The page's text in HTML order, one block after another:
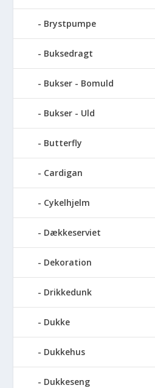
Brystpumpe
Buksedragt
Bukser - Bomuld
Bukser - Uld
Butterfly
Cardigan
Cykelhjelm
Dækkeserviet
Dekoration
Drikkedunk
Dukke
Dukkehus
Dukkeseng